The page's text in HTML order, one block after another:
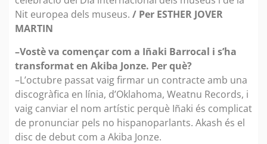
Nit europea dels museus. / Per ESTHER JOVER
MARTIN
–Vostè va començar com a Iñaki Barrocal i s’ha
transformat en Akiba Jonze. Per què?
–L’octubre passat vaig firmar un contracte amb una
discogràfica en línia, d’Oklahoma, Weatnu Records, i
vaig canviar el nom artístic perquè Iñaki és complicat
de pronunciar pels no hispanoparlants. Akash és el
disc de debut com a Akiba Jonze.